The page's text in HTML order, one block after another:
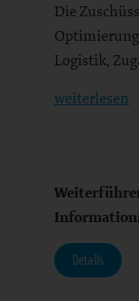
Die
Optimierung
Logistik,
weiterlesen
Information:
Details